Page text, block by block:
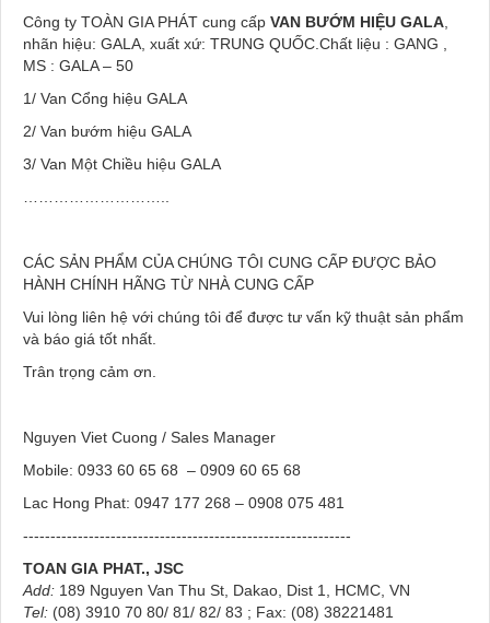
Công ty TOÀN GIA PHÁT cung cấp VAN BƯỚM HIỆU GALA
nhãn hiệu: GALA, xuất xứ: TRUNG QUỐC.Chất liệu : GANG ,
MS : GALA – 50
1/ Van Cổng hiệu GALA
2/ Van bướm hiệu GALA
3/ Van Một Chiều hiệu GALA
CÁC SẢN PHẨM CỦA CHÚNG TÔI CUNG CẤP ĐƯỢC BẢO
HÀNH CHÍNH HÃNG TỪ NHÀ CUNG CẤP
Vui lòng liên hệ với chúng tôi để được tư vấn kỹ thuật sản phẩm
và báo giá tốt nhất.
Trân trọng cảm ơn.
Nguyen Viet Cuong / Sales Manager
Mobile: 0933 60 65 68 – 0909 60 65 68
Lac Hong Phat: 0947 177 268 – 0908 075 481
------------------------------------------------------------
TOAN GIA PHAT., JSC
Add: 189 Nguyen Van Thu St, Dakao, Dist 1, HCMC, VN
Tel: (08) 3910 70 80/ 81/ 82/ 83 ; Fax: (08) 38221481